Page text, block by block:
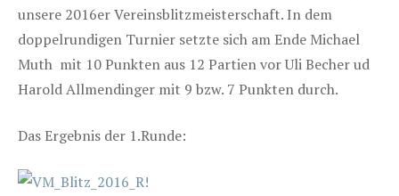
unsere 2016er Vereinsblitzmeisterschaft. In dem
doppelrundigen Turnier setzte sich am Ende Michael
Muth mit 10 Punkten aus 12 Partien vor Uli Becher ud
Harold Allmendinger mit 9 bzw. 7 Punkten durch.
Das Ergebnis der 1.Runde: